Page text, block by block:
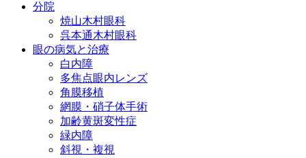
分院
焼山木村眼科
呉本通木村眼科
眼の病気と治療
白内障
多焦点眼内レンズ
角膜移植
網膜・硝子体手術
加齢黄斑変性症
緑内障
斜視・複視